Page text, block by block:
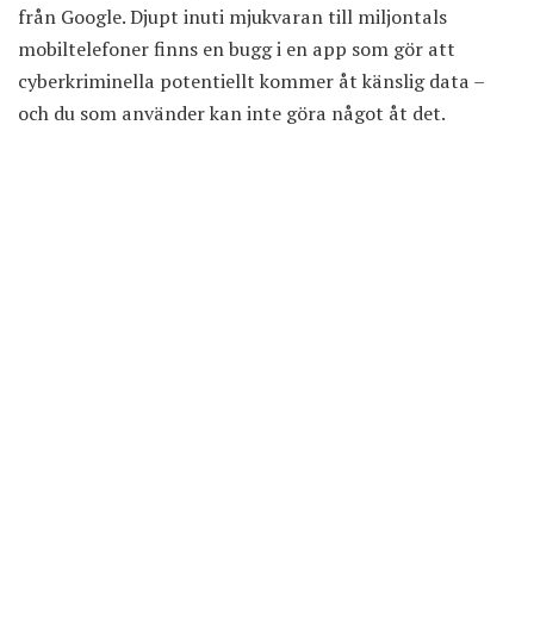
från Google. Djupt inuti mjukvaran till miljontals
mobiltelefoner finns en bugg i en app som gör att
cyberkriminella potentiellt kommer åt känslig data –
och du som använder kan inte göra något åt det.